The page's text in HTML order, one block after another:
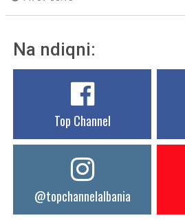
Na ndiqni:
Top Channel
@topchannelalbania